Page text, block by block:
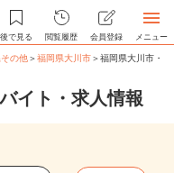
後で見る 閲覧履歴 会員登録 メニュー
の他＞福岡県大川市＞福岡県大川市・
イト・求人情報